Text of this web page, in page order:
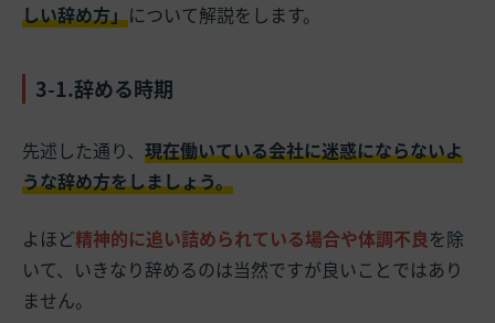
しい辞め方」について解説をします。
3-1.辞める時期
先述した通り、 現在働いている会社に迷惑にならないよ
うな辞め方をしましょう。
よほど精神的に追い詰められている場合や体調不良を除
いて、いきなり辞めるのは当然ですが良いことではあり
ません。